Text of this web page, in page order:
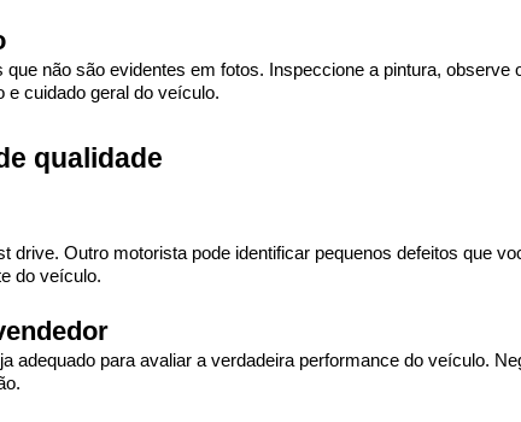
não são evidentes em fotos. Inspeccione a pintura,
e cuidado geral do veículo.
qualidade
drive. Outro motorista pode identificar pequenos defeitos que
do veículo.
adequado para avaliar a verdadeira performance do veículo.